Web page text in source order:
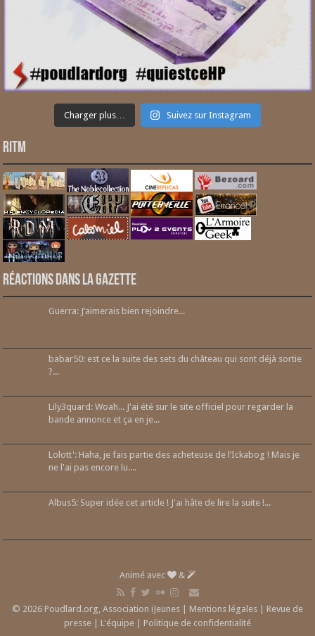
Charger plus… Suivez sur Instagram
RITM
Réactions dans la gazette
Guerra: J’aimerais bien rejoindre...
babar50: est ce la suite des sets du château qui sont déjà sortie
?...
Lily3quard: Woah... J'ai été sur le site officiel pour regarder la
bande annonce et ça en je...
Lolott': Haha, je fais partie des acheteuse de l’Ickabog ! Mais je
ne l'ai pas encore lu....
Albus5: Super idée cet article ! J'ai hâte de lire la suite !...
Animé avec &
© 2026 Poudlard.org, Association iJeunes | Mentions légales
Revue de
presse
L'équipe Politique de confidentialité